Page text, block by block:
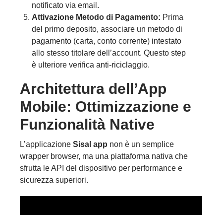
notificato via email.
Attivazione Metodo di Pagamento: Prima
del primo deposito, associare un metodo di
pagamento (carta, conto corrente) intestato
allo stesso titolare dell’account. Questo step
è ulteriore verifica anti-riciclaggio.
Architettura dell’App
Mobile: Ottimizzazione e
Funzionalità Native
L’applicazione Sisal app non è un semplice
wrapper browser, ma una piattaforma nativa che
sfrutta le API del dispositivo per performance e
sicurezza superiori.